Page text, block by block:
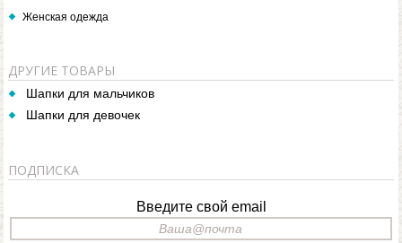
Женская одежда
ДРУГИЕ ТОВАРЫ
Шапки для мальчиков
Шапки для девочек
ПОДПИСКА
Введите свой email